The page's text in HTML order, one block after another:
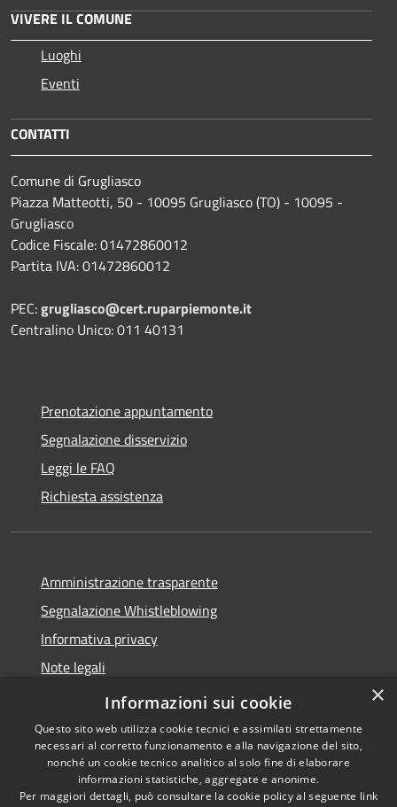
VIVERE IL COMUNE
Luoghi
Eventi
CONTATTI
Comune di Grugliasco
Piazza Matteotti, 50 - 10095 Grugliasco (TO) - 10095 -
Grugliasco
Codice Fiscale: 01472860012
Partita IVA: 01472860012
PEC:grugliasco@cert.ruparpiemonte.it
Centralino Unico: 011 40131
Prenotazione appuntamento
Segnalazione disservizio
Leggi le FAQ
Richiesta assistenza
Amministrazione trasparente
Segnalazione Whistleblowing
Informativa privacy
Note legali
Dichiarazione di accessibilità
Copyright © 2020 •
×
Informazioni sui cookie
Questo sito web utilizza cookie tecnici e assimilati strettamente
necessari al corretto funzionamento e alla navigazione del sito,
nonché un cookie tecnico analitico al solo fine di elaborare
informazioni statistiche, aggregate e anonime.
Per maggiori dettagli, può consultare la cookie policy al seguente link